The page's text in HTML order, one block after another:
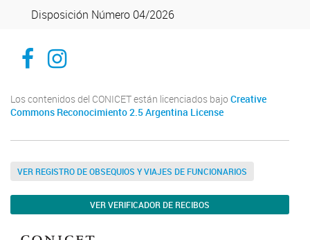
Disposición Número 04/2026
Facebook
Instagram
Los contenidos del CONICET están licenciados bajo Creative
Commons Reconocimiento 2.5 Argentina License
VER REGISTRO DE OBSEQUIOS Y VIAJES DE FUNCIONARIOS
VER VERIFICADOR DE RECIBOS